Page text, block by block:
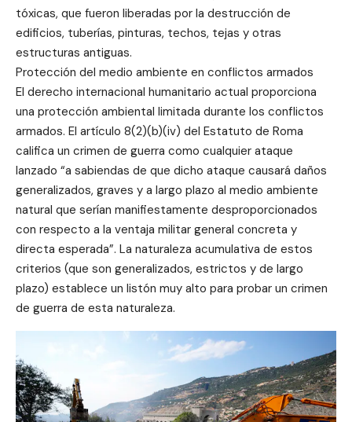
tóxicas, que fueron liberadas por la destrucción de
edificios, tuberías, pinturas, techos, tejas y otras
estructuras antiguas.
Protección del medio ambiente en conflictos armados
El derecho internacional humanitario actual proporciona
una protección ambiental limitada durante los conflictos
armados. El artículo 8(2)(b)(iv) del Estatuto de Roma
califica un crimen de guerra como cualquier ataque
lanzado “a sabiendas de que dicho ataque causará daños
generalizados, graves y a largo plazo al medio ambiente
natural que serían manifiestamente desproporcionados
con respecto a la ventaja militar general concreta y
directa esperada”. La naturaleza acumulativa de estos
criterios (que son generalizados, estrictos y de largo
plazo) establece un listón muy alto para probar un crimen
de guerra de esta naturaleza.